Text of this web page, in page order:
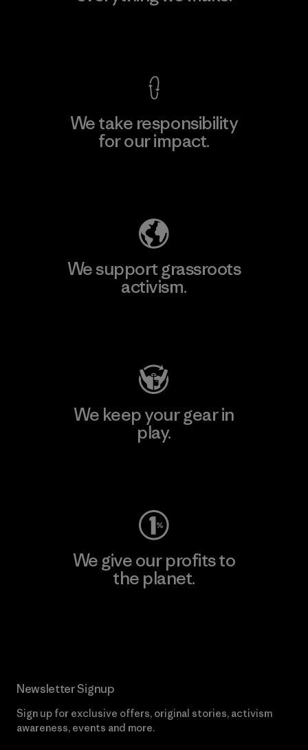
We take responsibility
for our impact.
We support grassroots
activism.
We keep your gear in
play.
We give our profits to
the planet.
Newsletter Signup
Sign up for exclusive offers, original stories, activism
awareness, events and more.